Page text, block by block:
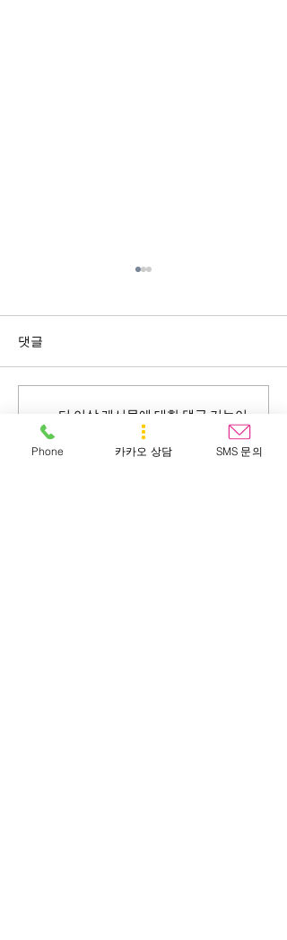
문화센터 러브스쿨에
서 (건
강한 발관리법 강의)
댓글
더 이상 게시물에 대한 댓글 기능이
지원되지 않습니다. 자세한 사항은
사이트 소유자에게 문의하세요.
Phone 카카오 상담 SMS 문의